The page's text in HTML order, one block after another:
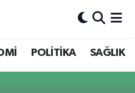
POLİTİKA SAĞLIK